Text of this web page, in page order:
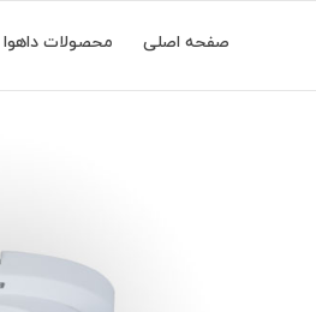
content
صفحه اصلی محصولات داهوا